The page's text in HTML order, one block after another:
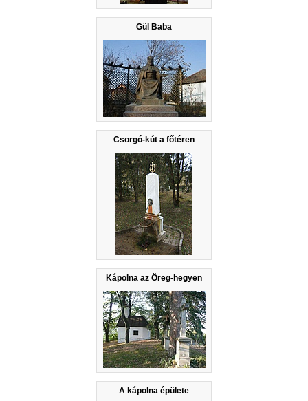
Gül Baba
Csorgó-kút a főtéren
Kápolna az Öreg-hegyen
A kápolna épülete